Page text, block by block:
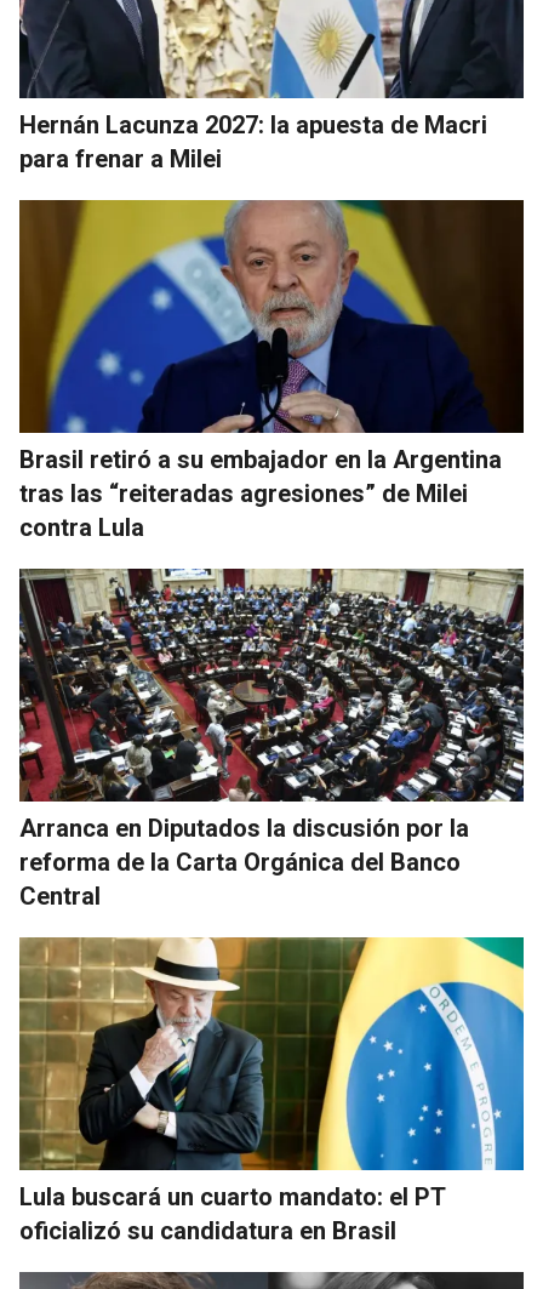
Hernán Lacunza 2027: la apuesta de Macri
para frenar a Milei
Brasil retiró a su embajador en la Argentina
tras las “reiteradas agresiones” de Milei
contra Lula
Arranca en Diputados la discusión por la
reforma de la Carta Orgánica del Banco
Central
Lula buscará un cuarto mandato: el PT
oficializó su candidatura en Brasil